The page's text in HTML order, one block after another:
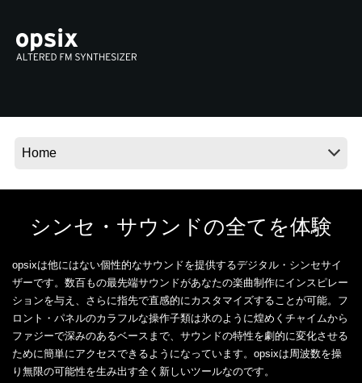
シンセ・サウンドの全てを体験
opsixは他にはない個性的なサウンドを提供するデジタル・シンセサイ
ザーです。数百もの最先端サウンドがあなたの楽曲制作にインスピレー
ションを与え、さらに指先で直感的にカスタマイズすることが可能。フ
ロント・パネルのカラフルな操作子類は氷のように煌めくチャイムから
ファジーで深みのあるベースまで、サウンドの特性を劇的に変化させる
ために簡単にアクセスできるようになっています。opsixは周波数を操
り無限の可能性を生み出す全く新しいツールなのです。